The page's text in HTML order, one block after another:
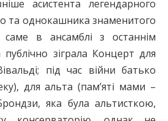
асистента легендарного
та однокашника знаменитого
в ансамблі з останнім
зіграла Концерт для
під час війни батько
для альта (пам’яті мами –
яка була альтисткою,